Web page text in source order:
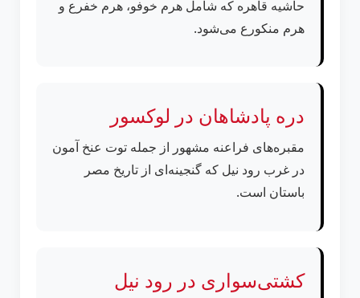
حاشیه قاهره که شامل هرم خوفو، هرم خفرع و
هرم منکورع می‌شود.
دره پادشاهان در لوکسور
مقبره‌های فراعنه مشهور از جمله توت عنخ آمون
در غرب رود نیل که گنجینه‌ای از تاریخ مصر
باستان است.
کشتی‌سواری در رود نیل